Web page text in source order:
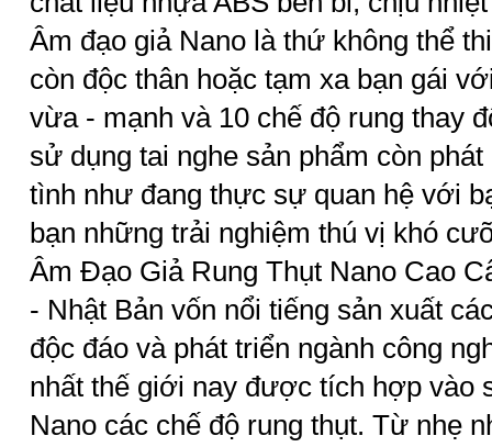
Âm đạo giả Nano là thứ không thể
còn độc thân hoặc tạm xa bạn gái
vừa - mạnh và 10 chế độ rung thay
sử dụng tai nghe sản phẩm còn
tình như đang thực sự quan hệ với
bạn những trải nghiệm thú vị khó
Âm Đạo Giả Rung Thụt Nano Cao
- Nhật Bản vốn nổi tiếng sản xuất
độc đáo và phát triển ngành công
nhất thế giới nay được tích hợp vào
Nano các chế độ rung thụt. Từ nhẹ